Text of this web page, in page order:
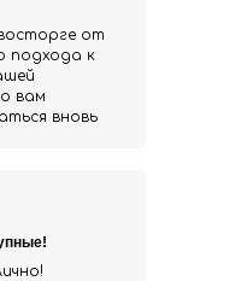
от
подхода к
вам
вновь